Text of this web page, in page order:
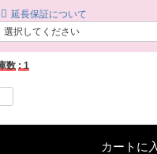
延長保証について
数 1
カートに